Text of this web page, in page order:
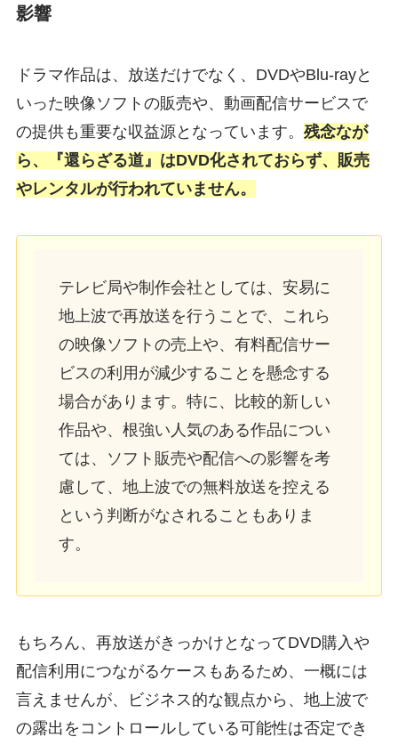
影響
ドラマ作品は、放送だけでなく、DVDやBlu-rayと
いった映像ソフトの販売や、動画配信サービスで
の提供も重要な収益源となっています。 残念なが
ら、『還らざる道』はDVD化されておらず、販売
やレンタルが行われていません。
テレビ局や制作会社としては、安易に
地上波で再放送を行うことで、これら
の映像ソフトの売上や、有料配信サー
ビスの利用が減少することを懸念する
場合があります。特に、比較的新しい
作品や、根強い人気のある作品につい
ては、ソフト販売や配信への影響を考
慮して、地上波での無料放送を控える
という判断がなされることもありま
す。
もちろん、再放送がきっかけとなってDVD購入や
配信利用につながるケースもあるため、一概には
言えませんが、ビジネス的な観点から、地上波で
の露出をコントロールしている可能性は否定でき